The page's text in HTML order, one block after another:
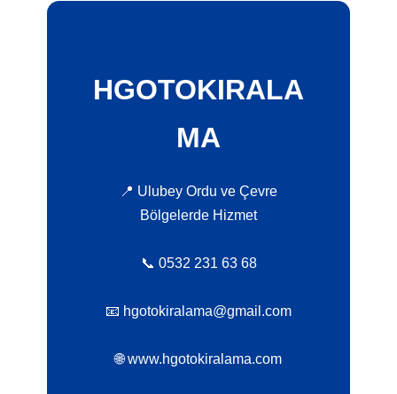
HGOTOKIRALA
MA
📍 Ulubey Ordu ve Çevre
Bölgelerde Hizmet
📞 0532 231 63 68
📧 hgotokiralama@gmail.com
🌐 www.hgotokiralama.com